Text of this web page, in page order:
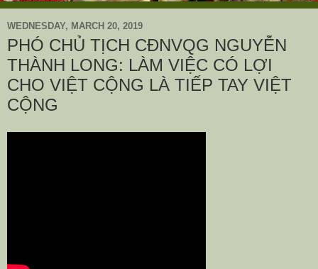
WEDNESDAY, MARCH 20, 2019
PHÓ CHỦ TỊCH CĐNVQG NGUYỄN
THÀNH LONG: LÀM VIỆC CÓ LỢI
CHO VIỆT CỘNG LÀ TIẾP TAY VIỆT
CỘNG